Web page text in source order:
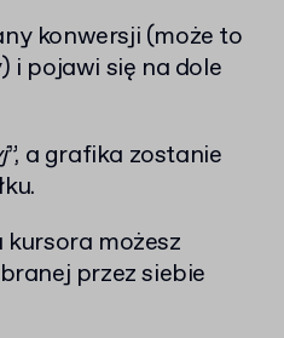
konwersji (może to
i pojawi się na dole
”, a grafika zostanie
możesz
przez siebie